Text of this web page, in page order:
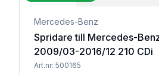
Mercedes-Benz
Spridare till Mercedes-
2009/03-2016/12 210 CDi
Art.nr: 500165